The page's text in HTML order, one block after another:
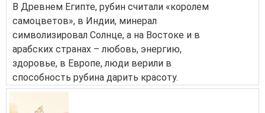
В Древнем Египте, рубин считали «королем
самоцветов», в Индии, минерал
символизировал Солнце, а на Востоке и в
арабских странах – любовь, энергию,
здоровье, в Европе, люди верили в
способность рубина дарить красоту.